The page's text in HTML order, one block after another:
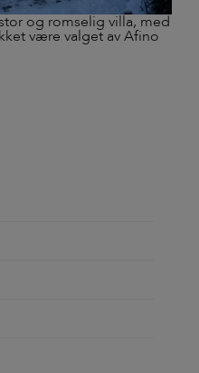
og romselig villa, med
være valget av Afino